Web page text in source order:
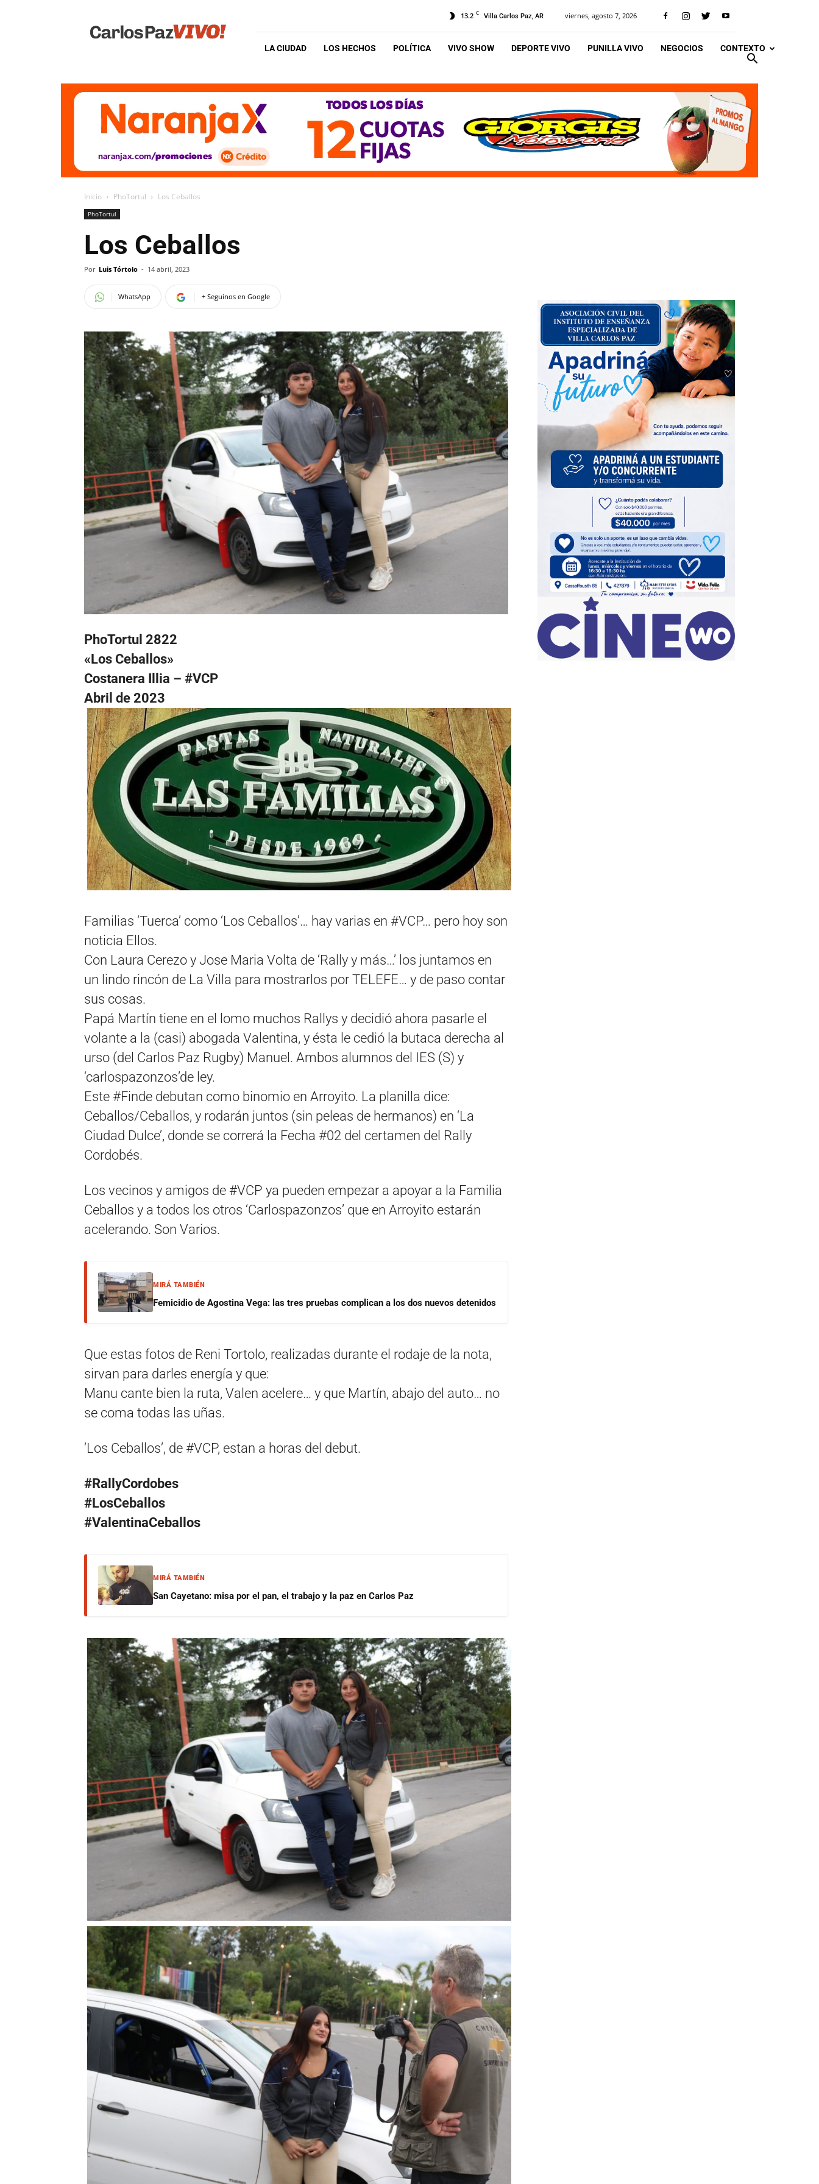
Vivo
13.2 C Villa Carlos Paz, AR viernes, agosto 7, 2026
LA CIUDAD LOS HECHOS POLÍTICA VIVO SHOW DEPORTE VIVO PUNILLA VIVO NEGOCIOS CONTEXTO
Inicio PhoTortul Los Ceballos
PhoTortul
Los Ceballos
Por Luis Tórtolo - 14 abril, 2023
WhatsApp + Seguinos en Google
PhoTortul 2822
«Los Ceballos»
Costanera Illia – #VCP
Abril de 2023
Familias ‘Tuerca’ como ‘Los Ceballos’… hay varias en #VCP… pero hoy son
noticia Ellos.
Con Laura Cerezo y Jose Maria Volta de ‘Rally y más…’ los juntamos en
un lindo rincón de La Villa para mostrarlos por TELEFE… y de paso contar
sus cosas.
Papá Martín tiene en el lomo muchos Rallys y decidió ahora pasarle el
volante a la (casi) abogada Valentina, y ésta le cedió la butaca derecha al
urso (del Carlos Paz Rugby) Manuel. Ambos alumnos del IES (S) y
‘carlospazonzos’de ley.
Este #Finde debutan como binomio en Arroyito. La planilla dice:
Ceballos/Ceballos, y rodarán juntos (sin peleas de hermanos) en ‘La
Ciudad Dulce’, donde se correrá la Fecha #02 del certamen del Rally
Cordobés.
Los vecinos y amigos de #VCP ya pueden empezar a apoyar a la Familia
Ceballos y a todos los otros ‘Carlospazonzos’ que en Arroyito estarán
acelerando. Son Varios.
MIRÁ TAMBIÉN
Femicidio de Agostina Vega: las tres pruebas complican a los dos nuevos detenidos
Que estas fotos de Reni Tortolo, realizadas durante el rodaje de la nota,
sirvan para darles energía y que:
Manu cante bien la ruta, Valen acelere… y que Martín, abajo del auto… no
se coma todas las uñas.
‘Los Ceballos’, de #VCP, estan a horas del debut.
#RallyCordobes
#LosCeballos
#ValentinaCeballos
MIRÁ TAMBIÉN
San Cayetano: misa por el pan, el trabajo y la paz en Carlos Paz